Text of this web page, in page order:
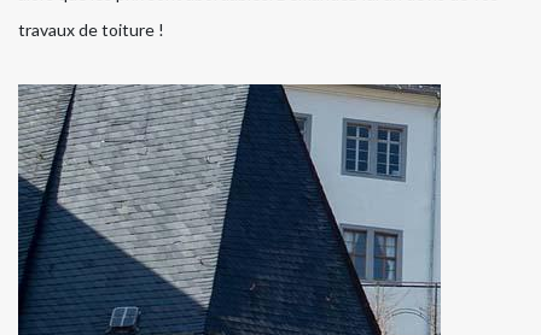
travaux de toiture !